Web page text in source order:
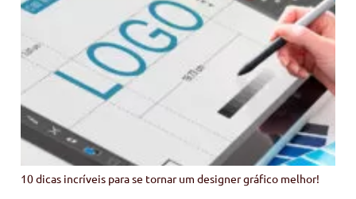
10 dicas incríveis para se tornar um designer gráfico melhor!